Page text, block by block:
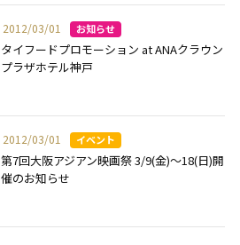
2012/03/01
タイフードプロモーション at ANAクラウン
プラザホテル神戸
2012/03/01
第7回大阪アジアン映画祭 3/9(金)～18(日)開
催のお知らせ